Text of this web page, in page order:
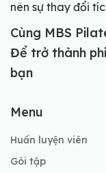
nên sự thay đổi
Cùng MBS
Để trở thành
bạn
Menu
Huấn luyện viên
Gói tập